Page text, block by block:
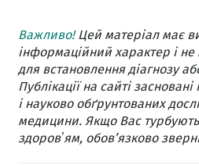
Важливо!Цей матеріал має
інформаційний характер і
для встановлення діагнозу
Публікації на сайті
і науково обґрунтованих
медицини. Якщо Вас
здоровʼям, обов’язково